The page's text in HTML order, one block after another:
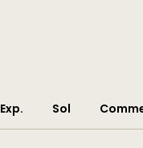
Exp. Sol